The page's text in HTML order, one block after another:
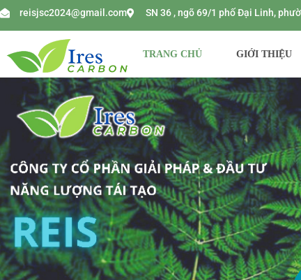
reisjsc2024@gmail.com SN 36 , ngõ 69/1 phố Đại Linh,
TRANG CHỦ GIỚI THIỆU